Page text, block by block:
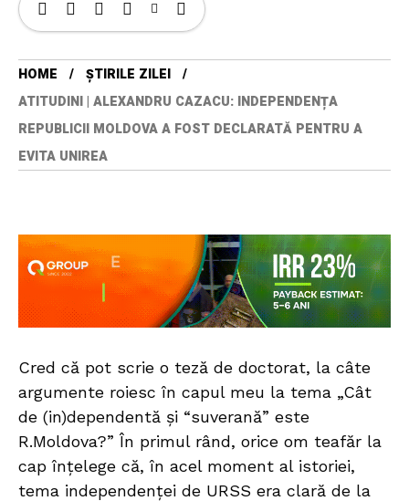
HOME
ȘTIRILE ZILEI
ATITUDINI | ALEXANDRU CAZACU: INDEPENDENȚA
REPUBLICII MOLDOVA A FOST DECLARATĂ PENTRU A
EVITA UNIREA
Cred că pot scrie o teză de doctorat, la câte
argumente roiesc în capul meu la tema „Cât
de (in)dependentă și “suverană” este
R.Moldova?” În primul rând, orice om teafăr la
cap înțelege că, în acel moment al istoriei,
tema independenței de URSS era clară de la